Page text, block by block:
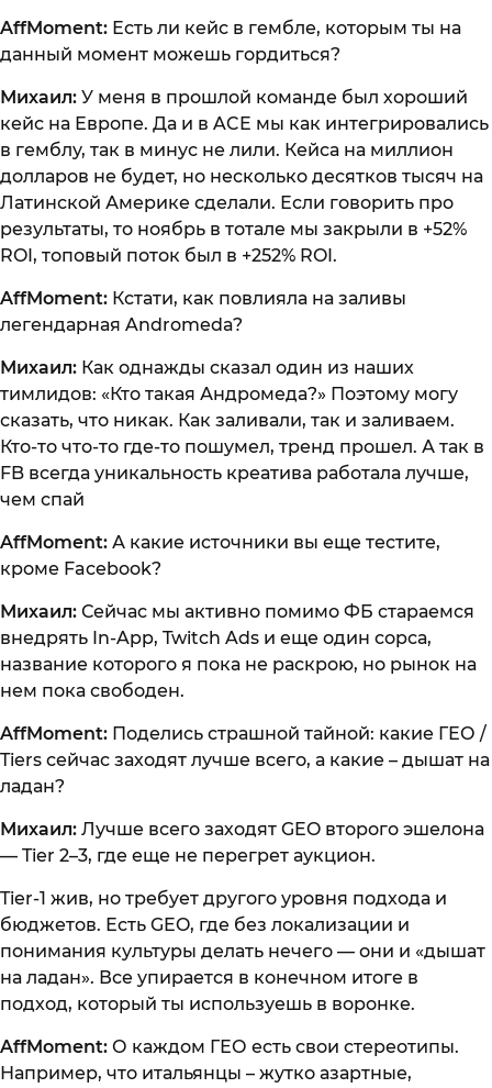
AffMoment: Есть ли кейс в гембле, которым ты на
данный момент можешь гордиться?
Михаил: У меня в прошлой команде был хороший
кейс на Европе. Да и в ACE мы как интегрировались
в гемблу, так в минус не лили. Кейса на миллион
долларов не будет, но несколько десятков тысяч на
Латинской Америке сделали. Если говорить про
результаты, то ноябрь в тотале мы закрыли в +52%
ROI, топовый поток был в +252% ROI.
AffMoment: Кстати, как повлияла на заливы
легендарная Andromeda?
Михаил: Как однажды сказал один из наших
тимлидов: «Кто такая Андромеда?» Поэтому могу
сказать, что никак. Как заливали, так и заливаем.
Кто-то что-то где-то пошумел, тренд прошел. А так в
FB всегда уникальность креатива работала лучше,
чем спай
AffMoment: А какие источники вы еще тестите,
кроме Facebook?
Михаил: Сейчас мы активно помимо ФБ стараемся
внедрять In-App, Twitch Ads и еще один сорса,
название которого я пока не раскрою, но рынок на
нем пока свободен.
AffMoment: Поделись страшной тайной: какие ГЕО /
Tiers сейчас заходят лучше всего, а какие – дышат на
ладан?
Михаил: Лучше всего заходят GEO второго эшелона
— Tier 2–3, где еще не перегрет аукцион.
Tier-1 жив, но требует другого уровня подхода и
бюджетов. Есть GEO, где без локализации и
понимания культуры делать нечего — они и «дышат
на ладан». Все упирается в конечном итоге в
подход, который ты используешь в воронке.
AffMoment: О каждом ГЕО есть свои стереотипы.
Например, что итальянцы – жутко азартные,